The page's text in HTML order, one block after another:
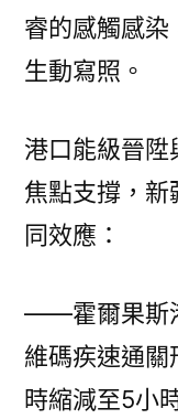
睿的感觸感染
生動寫照。
港口能級晉陞
焦點支撐，新
同效應：
——霍爾果斯
維碼疾速通關
時縮減至5小